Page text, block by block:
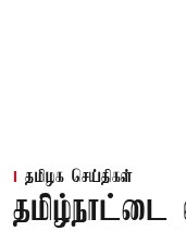
தமிழக செய்திகள்
தமிழ்நாட்டை